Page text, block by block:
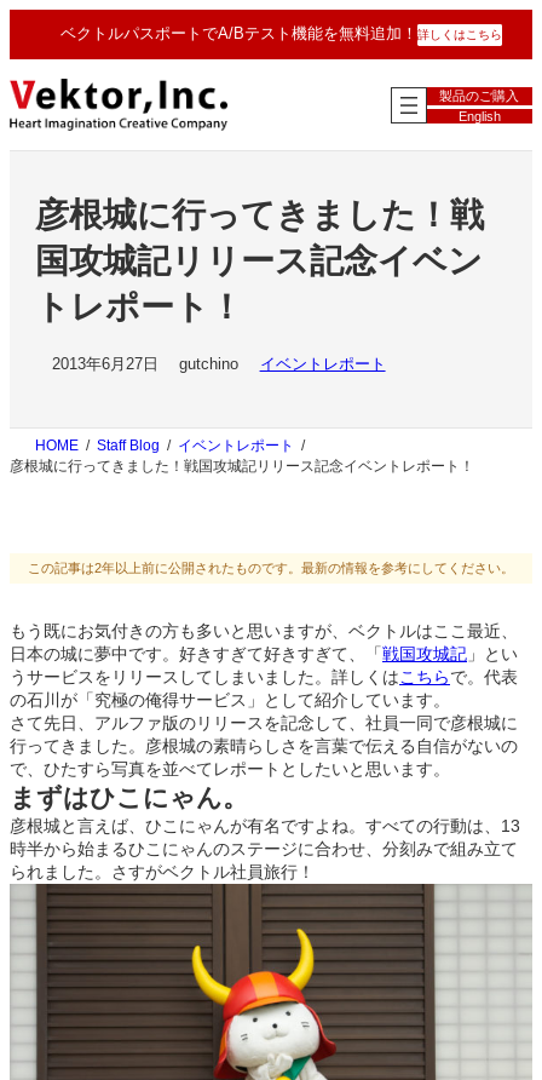
を
ス
キ
ッ
ベクトルパスポートでA/Bテスト機能を無料追加！ 詳しくはこちら
製品のご購入
English
彦根城に行ってきました！戦
国攻城記リリース記念イベン
トレポート！
2013年6月27日 gutchino イベントレポート
HOME Staff Blog
イベントレポート
彦根城に行ってきました！戦国攻城記リリース記念イベントレポート！
この記事は2年以上前に公開されたものです。最新の情報を参考にしてください。
もう既にお気付きの方も多いと思いますが、ベクトルはここ最近、
日本の城に夢中です。好きすぎて好きすぎて、「戦国攻城記 」とい
うサービスをリリースしてしまいました。詳しくはこちらで。代表
の石川が「究極の俺得サービス」として紹介しています。
さて先日、アルファ版のリリースを記念して、社員一同で彦根城に
行ってきました。彦根城の素晴らしさを言葉で伝える自信がないの
で、ひたすら写真を並べてレポートとしたいと思います。
まずはひこにゃん。
彦根城と言えば、ひこにゃんが有名ですよね。すべての行動は、13
時半から始まるひこにゃんのステージに合わせ、分刻みで組み立て
られました。さすがベクトル社員旅行！